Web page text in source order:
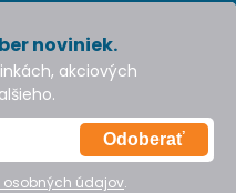
noviniek.
akciových
Odoberať
osobných údajov.